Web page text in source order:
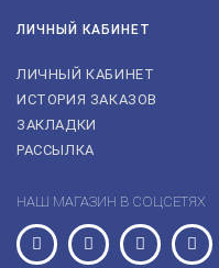
ЛИЧНЫЙ КАБИНЕТ
ЛИЧНЫЙ КАБИНЕТ
ИСТОРИЯ ЗАКАЗОВ
ЗАКЛАДКИ
РАССЫЛКА
НАШ МАГАЗИН В СОЦСЕТЯХ